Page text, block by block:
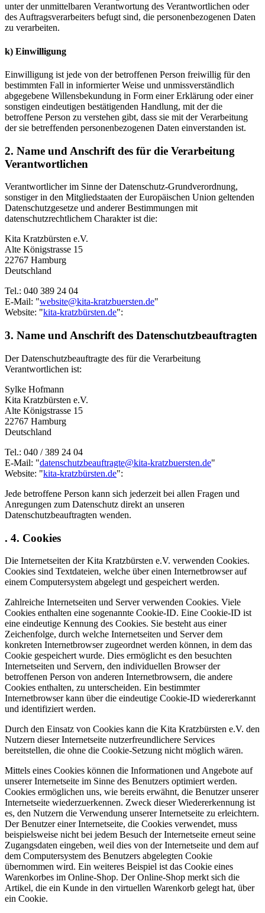
unter der unmittelbaren Verantwortung des Verantwortlichen oder
des Auftragsverarbeiters befugt sind, die personenbezogenen Daten
zu verarbeiten.
k) Einwilligung
Einwilligung ist jede von der betroffenen Person freiwillig für den
bestimmten Fall in informierter Weise und unmissverständlich
abgegebene Willensbekundung in Form einer Erklärung oder einer
sonstigen eindeutigen bestätigenden Handlung, mit der die
betroffene Person zu verstehen gibt, dass sie mit der Verarbeitung
der sie betreffenden personenbezogenen Daten einverstanden ist.
2. Name und Anschrift des für die Verarbeitung
Verantwortlichen
Verantwortlicher im Sinne der Datenschutz-Grundverordnung,
sonstiger in den Mitgliedstaaten der Europäischen Union geltenden
Datenschutzgesetze und anderer Bestimmungen mit
datenschutzrechtlichem Charakter ist die:
Kita Kratzbürsten e.V.
Alte Königstrasse 15
22767 Hamburg
Deutschland
Tel.: 040 389 24 04
E-Mail: "website@kita-kratzbuersten.de"
Website: "kita-kratzbürsten.de":
3. Name und Anschrift des Datenschutzbeauftragten
Der Datenschutzbeauftragte des für die Verarbeitung
Verantwortlichen ist:
Sylke Hofmann
Kita Kratzbürsten e.V.
Alte Königstrasse 15
22767 Hamburg
Deutschland
Tel.: 040 / 389 24 04
E-Mail: "datenschutzbeauftragte@kita-kratzbuersten.de"
Website: "kita-kratzbürsten.de":
Jede betroffene Person kann sich jederzeit bei allen Fragen und
Anregungen zum Datenschutz direkt an unseren
Datenschutzbeauftragten wenden.
. 4. Cookies
Die Internetseiten der Kita Kratzbürsten e.V. verwenden Cookies.
Cookies sind Textdateien, welche über einen Internetbrowser auf
einem Computersystem abgelegt und gespeichert werden.
Zahlreiche Internetseiten und Server verwenden Cookies. Viele
Cookies enthalten eine sogenannte Cookie-ID. Eine Cookie-ID ist
eine eindeutige Kennung des Cookies. Sie besteht aus einer
Zeichenfolge, durch welche Internetseiten und Server dem
konkreten Internetbrowser zugeordnet werden können, in dem das
Cookie gespeichert wurde. Dies ermöglicht es den besuchten
Internetseiten und Servern, den individuellen Browser der
betroffenen Person von anderen Internetbrowsern, die andere
Cookies enthalten, zu unterscheiden. Ein bestimmter
Internetbrowser kann über die eindeutige Cookie-ID wiedererkannt
und identifiziert werden.
Durch den Einsatz von Cookies kann die Kita Kratzbürsten e.V. den
Nutzern dieser Internetseite nutzerfreundlichere Services
bereitstellen, die ohne die Cookie-Setzung nicht möglich wären.
Mittels eines Cookies können die Informationen und Angebote auf
unserer Internetseite im Sinne des Benutzers optimiert werden.
Cookies ermöglichen uns, wie bereits erwähnt, die Benutzer unserer
Internetseite wiederzuerkennen. Zweck dieser Wiedererkennung ist
es, den Nutzern die Verwendung unserer Internetseite zu erleichtern.
Der Benutzer einer Internetseite, die Cookies verwendet, muss
beispielsweise nicht bei jedem Besuch der Internetseite erneut seine
Zugangsdaten eingeben, weil dies von der Internetseite und dem auf
dem Computersystem des Benutzers abgelegten Cookie
übernommen wird. Ein weiteres Beispiel ist das Cookie eines
Warenkorbes im Online-Shop. Der Online-Shop merkt sich die
Artikel, die ein Kunde in den virtuellen Warenkorb gelegt hat, über
ein Cookie.